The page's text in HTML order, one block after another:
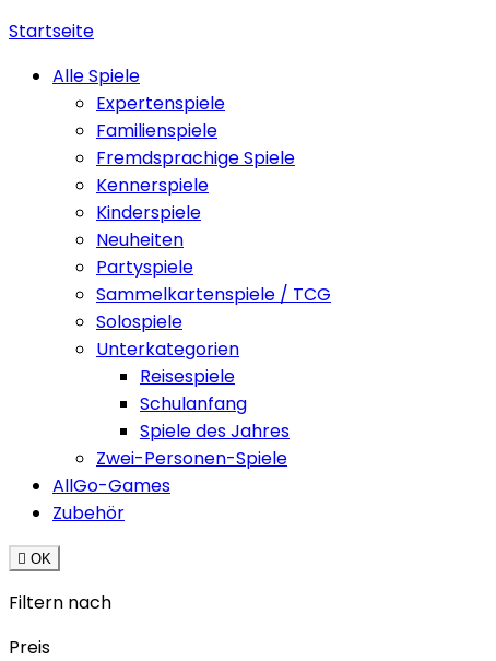
Startseite
Alle Spiele
Expertenspiele
Familienspiele
Fremdsprachige Spiele
Kennerspiele
Kinderspiele
Neuheiten
Partyspiele
Sammelkartenspiele / TCG
Solospiele
Unterkategorien
Reisespiele
Schulanfang
Spiele des Jahres
Zwei-Personen-Spiele
AllGo-Games
Zubehör
 OK
Filtern nach
Preis